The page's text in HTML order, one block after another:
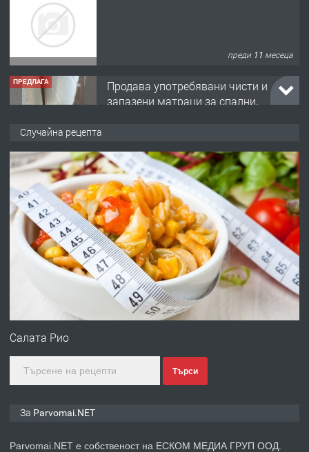
ПРЕДЛАГА
преди 1 година
преди 1 година
ПРЕДЛАГА
Първи поход "По стъпките на Ангел
Войвода"
преди 1 година
Монтажник на малки детайли за
Случайна рецепта
Салата Рио
Търси
За Parvomai.NET
Parvomai.NET е собственост на ЕСКОМ МЕДИА ГРУП ООД.